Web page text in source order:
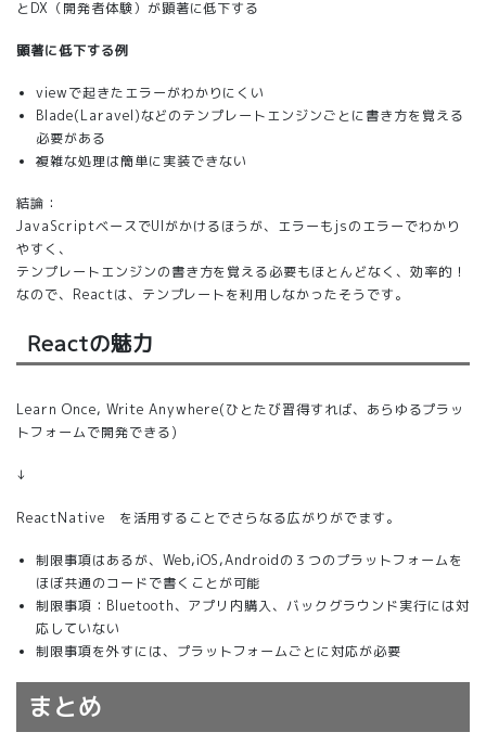
とDX（開発者体験）が顕著に低下する
顕著に低下する例
viewで起きたエラーがわかりにくい
Blade(Laravel)などのテンプレートエンジンごとに書き方を覚える
必要がある
複雑な処理は簡単に実装できない
結論：
JavaScriptベースでUIがかけるほうが、エラーもjsのエラーでわかり
やすく、
テンプレートエンジンの書き方を覚える必要もほとんどなく、効率的！
なので、Reactは、テンプレートを利用しなかったそうです。
Reactの魅力
Learn Once, Write Anywhere(ひとたび習得すれば、あらゆるプラッ
トフォームで開発できる)
↓
ReactNative を活用することでさらなる広がりがでます。
制限事項はあるが、Web,iOS,Androidの３つのプラットフォームを
ほぼ共通のコードで書くことが可能
制限事項：Bluetooth、アプリ内購入、バックグラウンド実行には対
応していない
制限事項を外すには、プラットフォームごとに対応が必要
まとめ